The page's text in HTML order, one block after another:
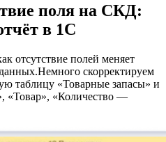
поля на СКД:
в 1С
отсутствие полей меняет
скорректируем
таблицу «Товарные запасы» и
«Товар», «Количество —